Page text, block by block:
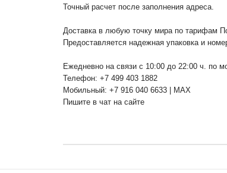
Точный расчет после заполнения адреса.
Доставка в любую точку мира по тарифам
Предоставляется надежная упаковка и
Ежедневно на связи с 10:00 до 22:00 ч. по
Телефон: +7 499 403 1882
Мобильный: +7 916 040 6633 | MAX
Пишите в чат на сайте